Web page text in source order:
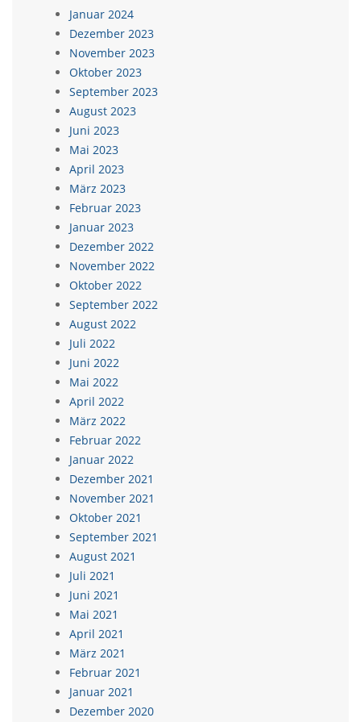
Januar 2024
Dezember 2023
November 2023
Oktober 2023
September 2023
August 2023
Juni 2023
Mai 2023
April 2023
März 2023
Februar 2023
Januar 2023
Dezember 2022
November 2022
Oktober 2022
September 2022
August 2022
Juli 2022
Juni 2022
Mai 2022
April 2022
März 2022
Februar 2022
Januar 2022
Dezember 2021
November 2021
Oktober 2021
September 2021
August 2021
Juli 2021
Juni 2021
Mai 2021
April 2021
März 2021
Februar 2021
Januar 2021
Dezember 2020